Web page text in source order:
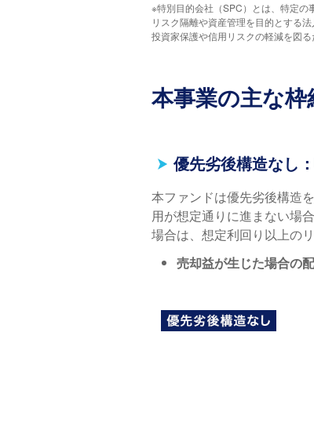
※特別目的会社（SPC）とは、特定の
リスク隔離や資産管理を目的とする
投資家保護や信用リスクの軽減を図る
本事業の主な枠
優先劣後構造なし
本ファンドは優先劣後構造
用が想定通りに進まない場
場合は、想定利回り以上の
売却益が生じた場合の